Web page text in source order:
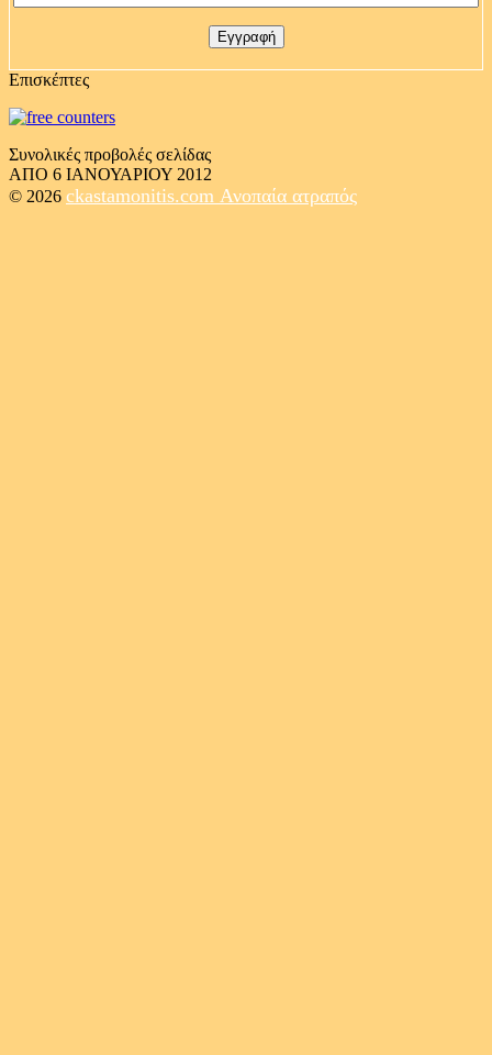
Επισκέπτες
Συνολικές προβολές σελίδας
ΑΠΟ 6 ΙΑΝΟΥΑΡΙΟΥ 2012
© 2026 ckastamonitis.com Ανοπαία ατραπός